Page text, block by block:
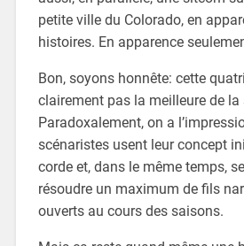
petite ville du Colorado, en
histoires. En apparence
Bon, soyons honnête: cette
clairement pas la meilleure de la
Paradoxalement, on a
scénaristes usent leur concept
corde et, dans le même temps,
résoudre un maximum de fils
ouverts au cours des saisons.